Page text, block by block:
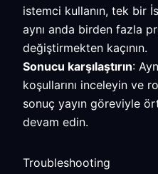
istemci kullanın, tek bir
aynı anda birden fazla
değiştirmekten kaçının.
Sonucu karşılaştırın:
koşullarını inceleyin ve
sonuç yayın göreviyle
devam edin.
Troubleshooting